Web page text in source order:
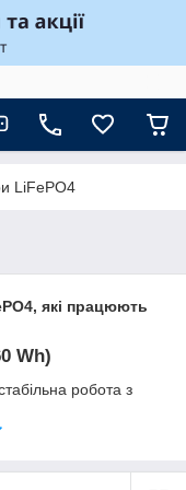
LiFePO4
які працюють
Wh)
робота з